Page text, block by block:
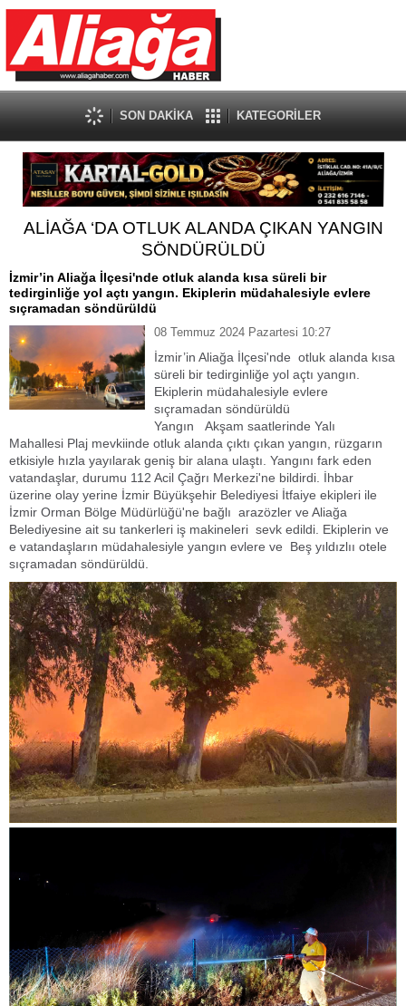
SON DAKİKA KATEGORİLER
ALİAĞA ‘DA OTLUK ALANDA ÇIKAN YANGIN
SÖNDÜRÜLDÜ
İzmir’in Aliağa İlçesi'nde otluk alanda kısa süreli bir
tedirginliğe yol açtı yangın. Ekiplerin müdahalesiyle evlere
sıçramadan söndürüldü
08 Temmuz 2024 Pazartesi 10:27
İzmir’in Aliağa İlçesi'nde otluk alanda kısa
süreli bir tedirginliğe yol açtı yangın.
Ekiplerin müdahalesiyle evlere
sıçramadan söndürüldü
Yangın Akşam saatlerinde Yalı
Mahallesi Plaj mevkiinde otluk alanda çıktı çıkan yangın, rüzgarın
etkisiyle hızla yayılarak geniş bir alana ulaştı. Yangını fark eden
vatandaşlar, durumu 112 Acil Çağrı Merkezi'ne bildirdi. İhbar
üzerine olay yerine İzmir Büyükşehir Belediyesi İtfaiye ekipleri ile
İzmir Orman Bölge Müdürlüğü'ne bağlı arazözler ve Aliağa
Belediyesine ait su tankerleri iş makineleri sevk edildi. Ekiplerin ve
e vatandaşların müdahalesiyle yangın evlere ve Beş yıldızlıı otele
sıçramadan söndürüldü.